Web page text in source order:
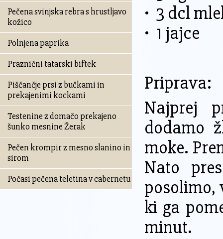
Pečena svinjska rebra s hrustljavo
kožico
Polnjena paprika
Praznični tatarski biftek
Piščančje prsi z bučkami in
prekajenimi kockami
Testenine z domačo prekajeno
šunko mesnine Žerak
Pečen krompir z mesno slanino in
sirom
Počasi pečena teletina v cabernetu
• 3 dcl
• 1 jajce
Priprava:
Najprej
dodamo
moke.
Nato
posolimo,
ki ga
minut.